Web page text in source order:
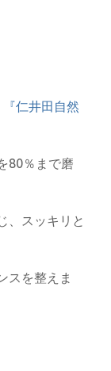
『仁井田自然
80％まで磨
、スッキリと
スを整えま